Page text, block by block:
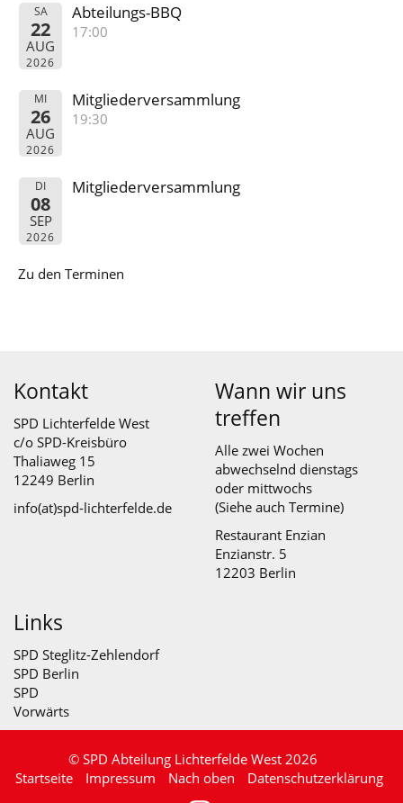
SA
22
AUG
2026
Abteilungs-BBQ
17:00
MI
26
AUG
2026
Mitgliederversammlung
19:30
DI
08
SEP
2026
Mitgliederversammlung
Zu den Terminen
Kontakt
SPD Lichterfelde West
c/o SPD-Kreisbüro
Thaliaweg 15
12249 Berlin
info(at)spd-lichterfelde.de
Wann wir uns
treffen
Alle zwei Wochen
abwechselnd dienstags
oder mittwochs
(Siehe auch Termine)
Restaurant Enzian
Enzianstr. 5
12203 Berlin
Links
SPD Steglitz-Zehlendorf
SPD Berlin
SPD
Vorwärts
© SPD Abteilung Lichterfelde West 2026
Startseite
Impressum Nach oben Datenschutzerklärung